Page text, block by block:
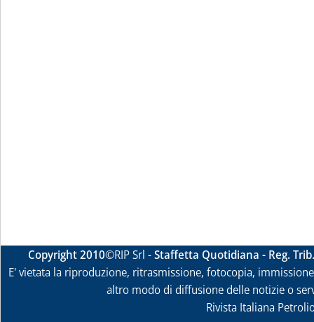
Copyright 2010©RIP Srl -Staffetta Quotidiana - Reg.
E' vietata la riproduzione, ritrasmissione, fotocopia,
altro modo di diffusione delle notizie o
Rivista Italiana